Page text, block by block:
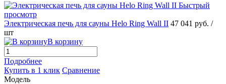
Быстрый
просмотр
Электрическая печь для сауны Helo Ring Wall II 47 041 руб. /
шт
В корзину
Подробнее
Купить в 1 клик Сравнение
Модель